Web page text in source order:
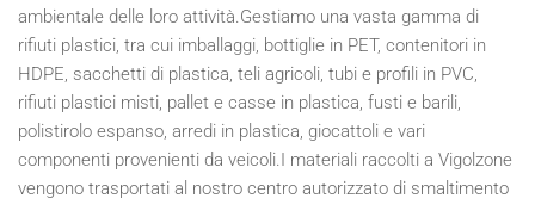
ambientale delle loro attività.Gestiamo una vasta gamma di
rifiuti plastici, tra cui imballaggi, bottiglie in PET, contenitori in
HDPE, sacchetti di plastica, teli agricoli, tubi e profili in PVC,
rifiuti plastici misti, pallet e casse in plastica, fusti e barili,
polistirolo espanso, arredi in plastica, giocattoli e vari
componenti provenienti da veicoli.I materiali raccolti a Vigolzone
vengono trasportati al nostro centro autorizzato di smaltimento